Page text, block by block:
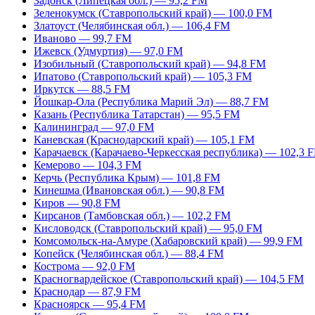
Зеленокумск (Ставропольский край) — 100,0 FM
Златоуст (Челябинская обл.) — 106,4 FM
Иваново — 99,7 FM
Ижевск (Удмуртия) — 97,0 FM
Изобильный (Ставропольский край) — 94,8 FM
Ипатово (Ставропольский край) — 105,3 FM
Иркутск — 88,5 FM
Йошкар-Ола (Республика Марий Эл) — 88,7 FM
Казань (Республика Татарстан) — 95,5 FM
Калининград — 97,0 FM
Каневская (Краснодарский край) — 105,1 FM
Карачаевск (Карачаево-Черкесская республика) — 102,3
Кемерово — 104,3 FM
Керчь (Республика Крым) — 101,8 FM
Кинешма (Ивановская обл.) — 90,8 FM
Киров — 90,8 FM
Кирсанов (Тамбовская обл.) — 102,2 FM
Кисловодск (Ставропольский край) — 95,0 FM
Комсомольск-на-Амуре (Хабаровский край) — 99,9 FM
Копейск (Челябинская обл.) — 88,4 FM
Кострома — 92,0 FM
Красногвардейское (Ставропольский край) — 104,5 FM
Краснодар — 87,9 FM
Красноярск — 95,4 FM